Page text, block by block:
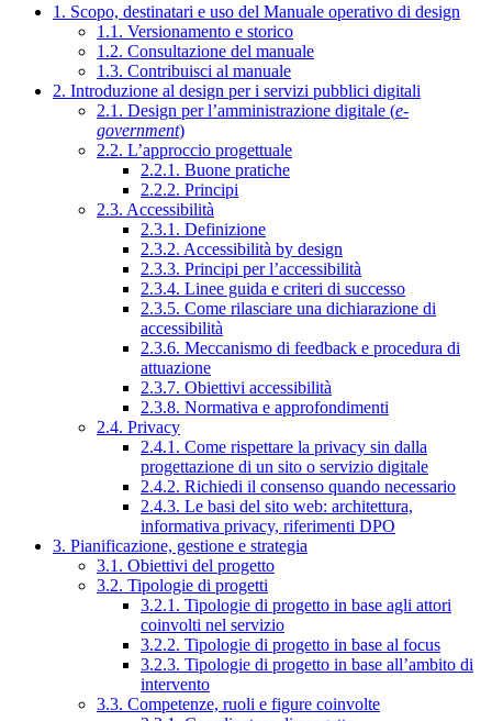
1. Scopo, destinatari e uso del Manuale operativo di design
1.1. Versionamento e storico
1.2. Consultazione del manuale
1.3. Contribuisci al manuale
2. Introduzione al design per i servizi pubblici digitali
2.1. Design per l’amministrazione digitale (e-
government)
2.2. L’approccio progettuale
2.2.1. Buone pratiche
2.2.2. Principi
2.3. Accessibilità
2.3.1. Definizione
2.3.2. Accessibilità by design
2.3.3. Principi per l’accessibilità
2.3.4. Linee guida e criteri di successo
2.3.5. Come rilasciare una dichiarazione di
accessibilità
2.3.6. Meccanismo di feedback e procedura di
attuazione
2.3.7. Obiettivi accessibilità
2.3.8. Normativa e approfondimenti
2.4. Privacy
2.4.1. Come rispettare la privacy sin dalla
progettazione di un sito o servizio digitale
2.4.2. Richiedi il consenso quando necessario
2.4.3. Le basi del sito web: architettura,
informativa privacy, riferimenti DPO
3. Pianificazione, gestione e strategia
3.1. Obiettivi del progetto
3.2. Tipologie di progetti
3.2.1. Tipologie di progetto in base agli attori
coinvolti nel servizio
3.2.2. Tipologie di progetto in base al focus
3.2.3. Tipologie di progetto in base all’ambito di
intervento
3.3. Competenze, ruoli e figure coinvolte